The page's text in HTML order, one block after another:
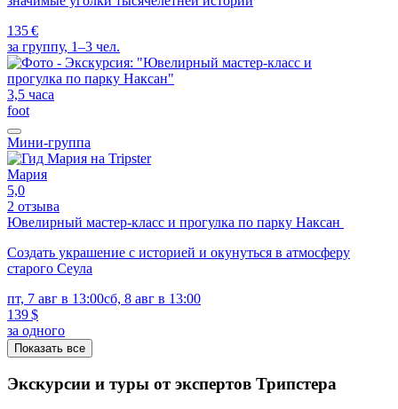
135 €
за группу, 1–3 чел.
3,5 часа
foot
Мини-группа
Мария
5,0
2 отзыва
Ювелирный мастер-класс и прогулка по парку Наксан
Создать украшение с историей и окунуться в атмосферу
старого Сеула
пт, 7 авг в 13:00сб, 8 авг в 13:00
139 $
за одного
Показать все
Экскурсии и туры от экспертов Трипстера